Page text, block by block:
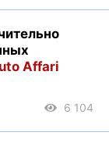
Affari
6 104